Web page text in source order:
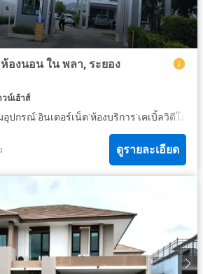
องนอน ใน พลา, ระยอง
น์เฮ้าส์
อุปกรณ์·อินเตอร์เน็ต·ห้องบริการ·เคเบิ้ลวิดีโอ
ดูรายละเอียด